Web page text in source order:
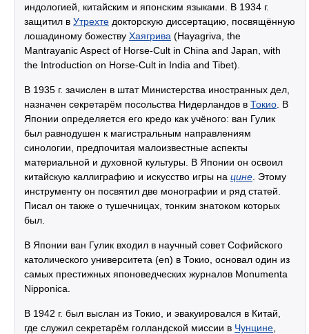
индологией, китайским и японским языками. В 1934 г.
защитил в Утрехте докторскую диссертацию, посвящённую
лошадиному божеству Хаягрива (Hayagriva, the
Mantrayanic Aspect of Horse-Cult in China and Japan, with
the Introduction on Horse-Cult in India and Tibet).
В 1935 г. зачислен в штат Министерства иностранных дел,
назначен секретарём посольства Нидерландов в Токио . В
Японии определяется его кредо как учёного: ван Гулик
был равнодушен к магистральным направлениям
синологии, предпочитая малоизвестные аспекты
материальной и духовной культуры. В Японии он освоил
китайскую каллиграфию и искусство игры на цине . Этому
инструменту он посвятил две монографии и ряд статей.
Писал он также о тушечницах, тонким знатоком которых
был.
В Японии ван Гулик входил в научный совет Софийского
католического университета (en) в Токио, основал один из
самых престижных японоведческих журналов Monumenta
Nipponica.
В 1942 г. был выслан из Токио, и эвакуировался в Китай,
где служил секретарём голландской миссии в Чунцине